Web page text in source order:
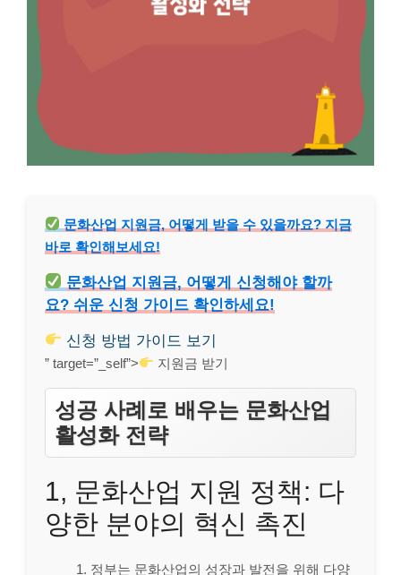
문화산업 지원금, 어떻게 받을 수 있을까요? 지금
바로 확인해보세요!
문화산업 지원금, 어떻게 신청해야 할까
요? 쉬운 신청 가이드 확인하세요!
신청 방법 가이드 보기
” target=”_self”> 지원금 받기
성공 사례로 배우는 문화산업
활성화 전략
1, 문화산업 지원 정책: 다
양한 분야의 혁신 촉진
정부는 문화산업의 성장과 발전을 위해 다양